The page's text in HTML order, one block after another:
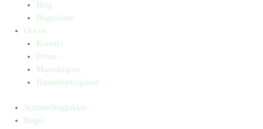
Blog
Bogtrailere
Om os
Kontakt
Presse
Manuskripter
Handelsbetingelser
Sommerbogpakker
Bøger